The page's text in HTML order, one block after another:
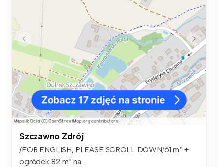
Szczawno Zdrój
/FOR ENGLISH, PLEASE SCROLL DOWN/61 m² +
ogródek 82 m² na...